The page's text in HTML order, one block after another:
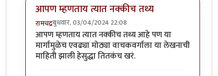
आपण म्हणताय त्यात नक्कीच तथ्य
रामचंद्रबुधवार, 03/04/2024 22:08
In reply toदुर्दैवाने हा धागाbyप्रचेतस
आपण म्हणताय त्यात नक्कीच तथ्य आहे पण या
मार्गामुळेच एवढ्या मोठ्या वाचकवर्गाला या लेखनाची
माहिती झाली हेसुद्धा तितकंच खरं.